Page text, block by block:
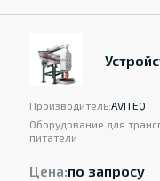
Производитель:AVITEQ
Оборудование для
питатели
Цена:по запросу